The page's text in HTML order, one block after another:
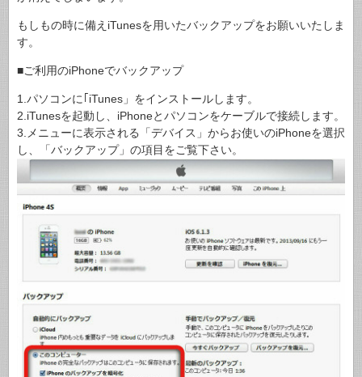
もしもの時に備えiTunesを用いたバックアップをお願いいたしま
す。
■ご利用のiPhoneでバックアップ
1.パソコンに｢iTunes」をインストールします。
2.iTunesを起動し、iPhoneとパソコンをケーブルで接続します。
3.メニューに表示される「デバイス」からお使いのiPhoneを選択
し、「バックアップ」の項目をご覧下さい。